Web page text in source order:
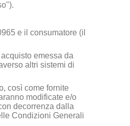
e il consumatore (il
emessa da
altri sistemi di
così come fornite
modificate e/o
decorrenza dalla
Condizioni Generali